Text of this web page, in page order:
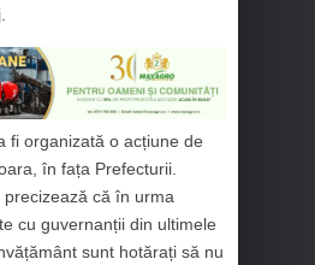
fi organizată o acțiune de
în fața Prefecturii.
că în urma
cu guvernanții din ultimele
sunt hotărați să nu